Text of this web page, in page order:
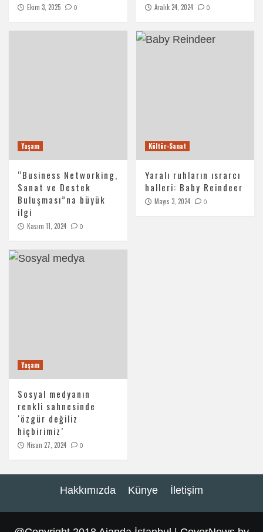
Ekim 3, 2025 0 Aralık 24, 2024 0
Yaşam
“Business Networking,
Sanat ve Destek
Buluşması”na büyük
ilgi
Kasım 11, 2024 0
Kültür-Sanat
Yaralı ruhların ısrarcı
halleri: Baby Reindeer
Mayıs 3, 2024 0
Yaşam
Sosyal medyanın
renkli sahnesinde
‘özgür değiliz
hiçbirimiz’
Nisan 27, 2024 0
Hakkımızda Künye İletişim